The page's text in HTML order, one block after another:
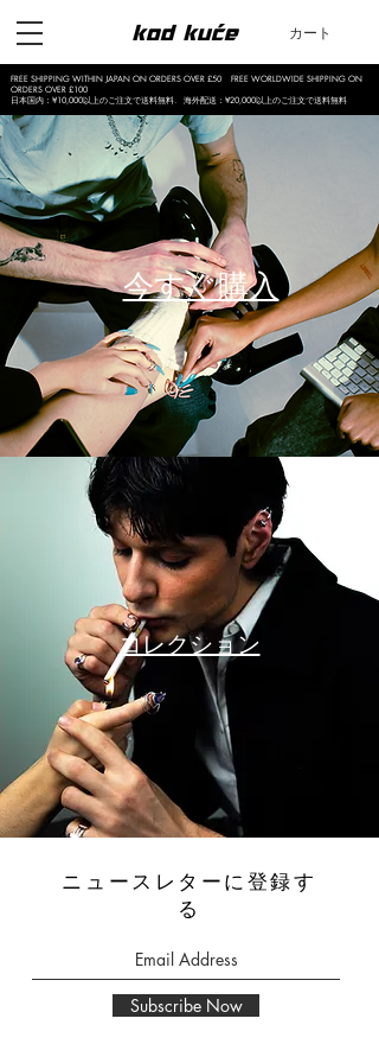
カート
FREE SHIPPING WITHIN JAPAN ON ORDERS OVER £50 FREE WORLDWIDE SHIPPING ON
ORDERS OVER £100
日本国内：¥10,000以上のご注文で送料無料. 海外配送：¥20,000以上のご注文で送料無料
今すぐ購入
コレクション
ニュースレターに登録す
る
Subscribe Now